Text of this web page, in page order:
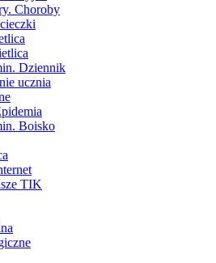
Choroby
Dziennik
ucznia
Boisko
TIK